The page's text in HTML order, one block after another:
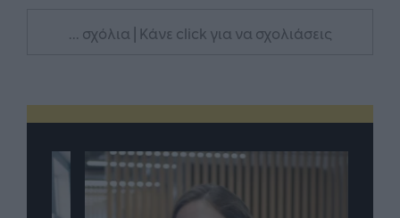
... σχόλια | Κάνε click για να σχολιάσεις